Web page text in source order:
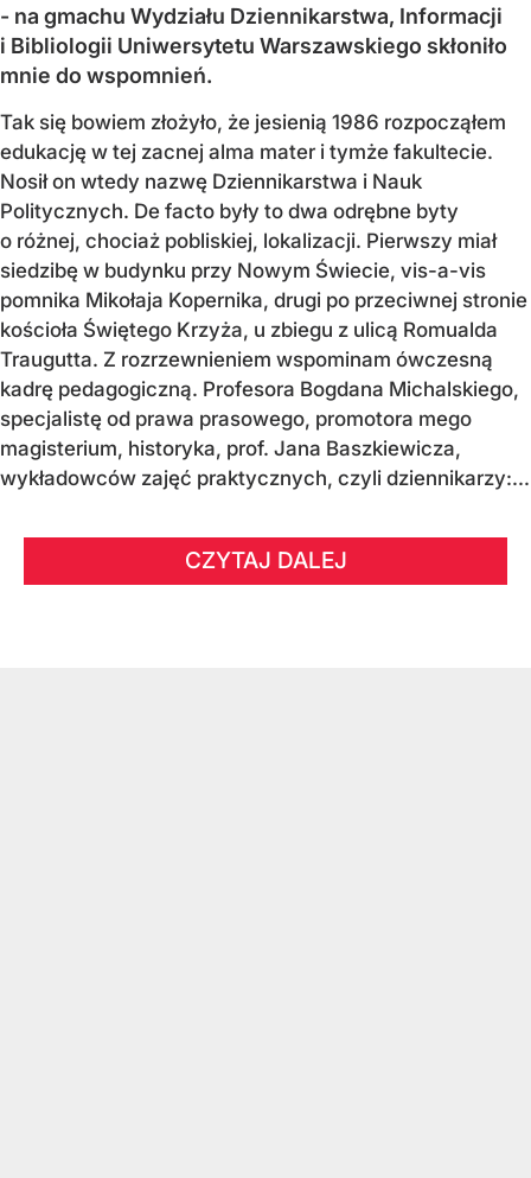
- na gmachu Wydziału Dziennikarstwa, Informacji
i Bibliologii Uniwersytetu Warszawskiego skłoniło
mnie do wspomnień.
Tak się bowiem złożyło, że jesienią 1986 rozpocząłem
edukację w tej zacnej alma mater i tymże fakultecie.
Nosił on wtedy nazwę Dziennikarstwa i Nauk
Politycznych. De facto były to dwa odrębne byty
o różnej, chociaż pobliskiej, lokalizacji. Pierwszy miał
siedzibę w budynku przy Nowym Świecie, vis-a-vis
pomnika Mikołaja Kopernika, drugi po przeciwnej stronie
kościoła Świętego Krzyża, u zbiegu z ulicą Romualda
Traugutta. Z rozrzewnieniem wspominam ówczesną
kadrę pedagogiczną. Profesora Bogdana Michalskiego,
specjalistę od prawa prasowego, promotora mego
magisterium, historyka, prof. Jana Baszkiewicza,
wykładowców zajęć praktycznych, czyli dziennikarzy:...
CZYTAJ DALEJ